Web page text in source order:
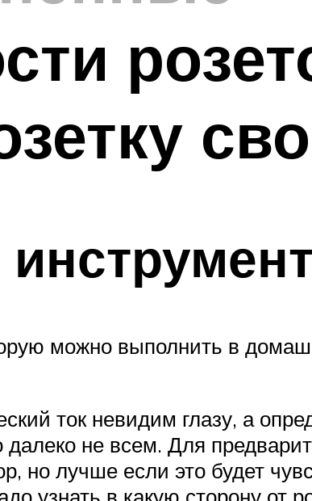
можно выполнить в
ток невидим глазу, а
не всем. Для
но лучше если это будет
узнать в какую сторону от